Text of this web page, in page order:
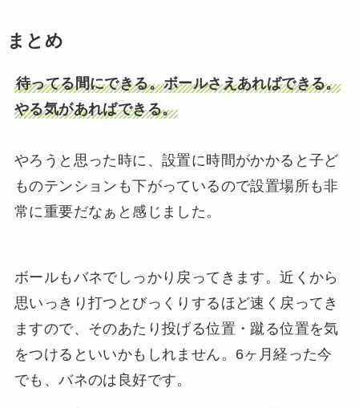
まとめ
待ってる間にできる。ボールさえあればできる。
やる気があればできる。
やろうと思った時に、設置に時間がかかると子ど
ものテンションも下がっているので設置場所も非
常に重要だなぁと感じました。
ボールもバネでしっかり戻ってきます。近くから
思いっきり打つとびっくりするほど速く戻ってき
ますので、そのあたり投げる位置・蹴る位置を気
をつけるといいかもしれません。6ヶ月経った今
でも、バネのは良好です。